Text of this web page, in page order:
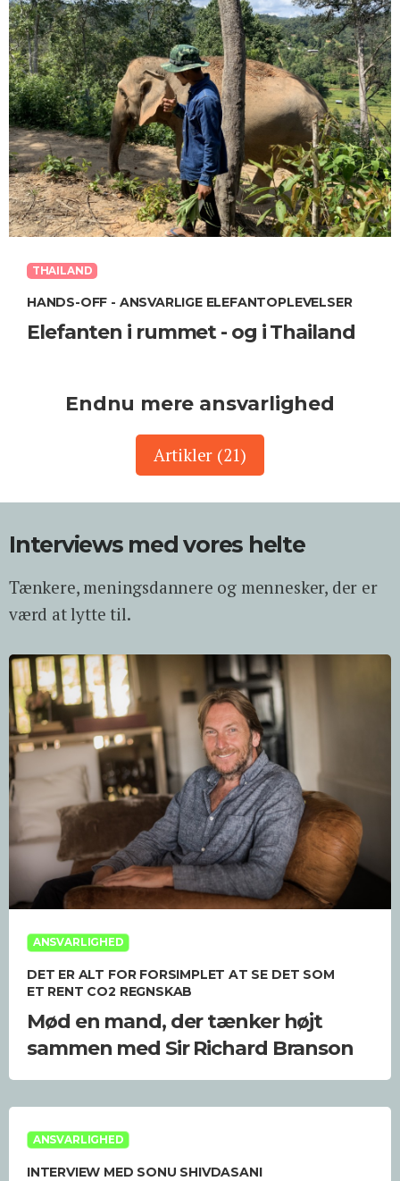
THAILAND
HANDS-OFF - ANSVARLIGE ELEFANTOPLEVELSER
Elefanten i rummet - og i Thailand
Endnu mere ansvarlighed
Artikler (21)
Interviews med vores helte
Tænkere, meningsdannere og mennesker, der er
værd at lytte til.
ANSVARLIGHED
DET ER ALT FOR FORSIMPLET AT SE DET SOM
ET RENT CO2 REGNSKAB
Mød en mand, der tænker højt
sammen med Sir Richard Branson
ANSVARLIGHED
INTERVIEW MED SONU SHIVDASANI